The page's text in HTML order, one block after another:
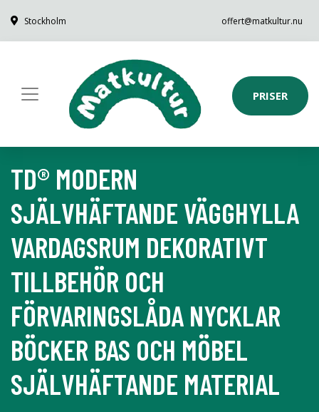
Stockholm offert@matkultur.nu
PRISER
TD® MODERN
SJÄLVHÄFTANDE VÄGGHYLLA
VARDAGSRUM DEKORATIVT
TILLBEHÖR OCH
FÖRVARINGSLÅDA NYCKLAR
BÖCKER BAS OCH MÖBEL
SJÄLVHÄFTANDE MATERIAL